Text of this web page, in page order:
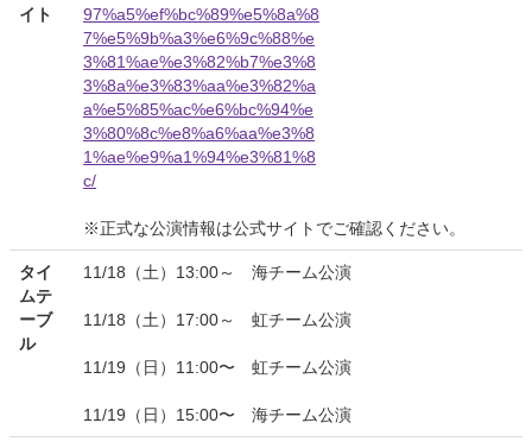
イト
97%a5%ef%bc%89%e5%8a%8
7%e5%9b%a3%e6%9c%88%e
3%81%ae%e3%82%b7%e3%8
3%8a%e3%83%aa%e3%82%a
a%e5%85%ac%e6%bc%94%e
3%80%8c%e8%a6%aa%e3%8
1%ae%e9%a1%94%e3%81%8
c/
※正式な公演情報は公式サイトでご確認ください。
タイ
ムテ
ーブ
ル
11/18（土）13:00～ 海チーム公演
11/18（土）17:00～ 虹チーム公演
11/19（日）11:00〜 虹チーム公演
11/19（日）15:00〜 海チーム公演